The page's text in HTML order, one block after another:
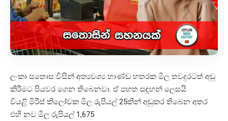
ලංකා සතොස විසින් අත්‍යවශ්‍ය භාණ්ඩ හතරක මිල තවදුරටත් අඩු
කිරීමට පියවර ගෙන තිබෙනවා. ඒ පහත සඳහන් ලෙසයි.
වියළි මිරිස් කිලෝවක මිල රුපියල් 25කින් අඩුකර තිබෙන අතර
එහි නව මිල රුපියල් 1,675